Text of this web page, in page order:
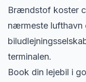
Brændstof koster
nærmeste lufthavn
terminalen.
Book din lejebil i